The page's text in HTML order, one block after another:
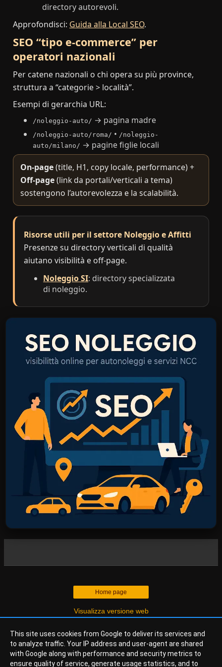
directory autorevoli.
Approfondisci: Guida alla Local SEO.
SEO “tipo e-commerce” per
operatori nazionali
Per catene nazionali o chi opera su più province,
struttura a “categorie > località”.
Esempi di gerarchia URL:
/noleggio-auto/ → pagina madre
/noleggio-auto/roma/ • /noleggio-
auto/milano/ → pagine figlie locali
On-page(title, H1, copy locale, performance) +
Off-page(link da portali/verticali a tema)
sostengono l’autorevolezza e la scalabilità.
Risorse utili per il settore Noleggio e Affitti
Presenze su directory verticali di qualità
aiutano visibilità e off-page.
Noleggio SI: directory specializzata
di noleggio.
Home page
Visualizza versione web
© 2026Web Agency Italia
- Osservatorio Eagle.
Direzione Scientifica:
IrisForm (No-Profit)
, ricerca indipendente
sulla qualità digitale.
This site uses cookies from Google to deliver its services and
to analyze traffic. Your IP address and user-agent are shared
with Google along with performance and security metrics to
ensure quality of service, generate usage statistics, and to